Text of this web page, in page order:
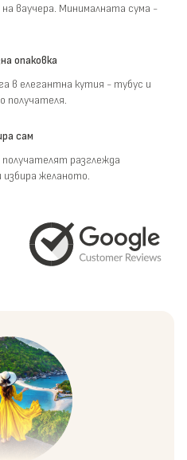
ваучера. Минималната сума -
опаковка
в елегантна кутия - тубус и
получателя.
сам
получателят разглежда
желаното.